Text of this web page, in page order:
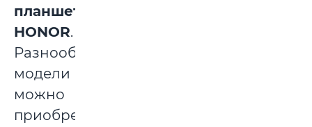
планшетов
HONOR.
Разнообразные
модели
можно
приобрести